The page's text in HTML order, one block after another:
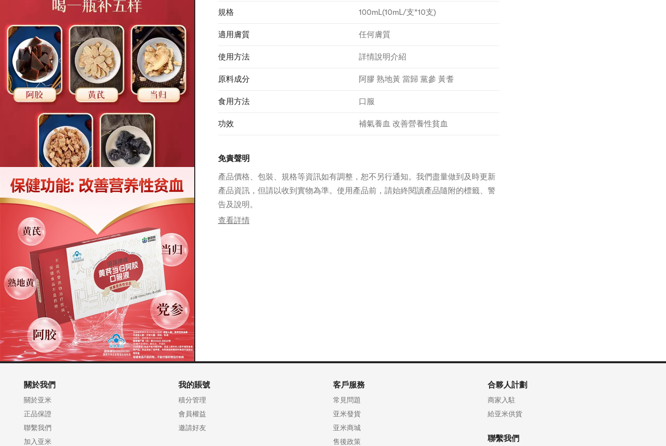
規格 100mL(10mL/支*10支)
適用膚質 任何膚質
使用方法 詳情說明介紹
原料成分 阿膠 熟地黃 當歸 黨參 黃耆
食用方法 口服
功效 補氣養血 改善營養性貧血
免責聲明
產品價格、包裝、規格等資訊如有調整，恕不另行通知。我們盡量做到及時更新
產品資訊，但請以收到實物為準。使用產品前，請始終閱讀產品隨附的標籤、警
告及說明。
查看詳情
關於我們
關於亚米
正品保證
聯繫我們
加入亚米
我的賬號
積分管理
會員權益
邀請好友
客戶服務
常見問題
亚米發貨
亚米商城
售後政策
合夥人計劃
商家入駐
給亚米供貨
聯繫我們